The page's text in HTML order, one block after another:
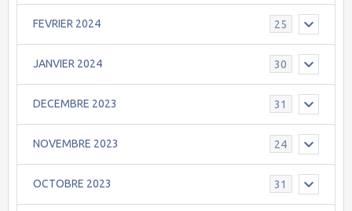
FEVRIER 2024 25
JANVIER 2024 30
DECEMBRE 2023 31
NOVEMBRE 2023 24
OCTOBRE 2023 31